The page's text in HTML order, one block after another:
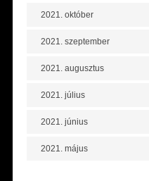
2021. október
2021. szeptember
2021. augusztus
2021. július
2021. június
2021. május